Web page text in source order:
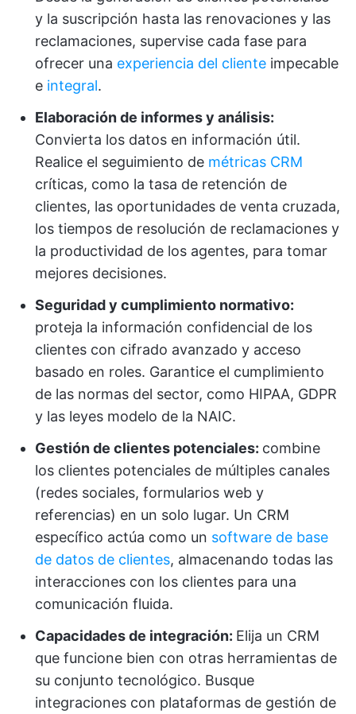
y la suscripción hasta las renovaciones y las
reclamaciones, supervise cada fase para
ofrecer una experiencia del cliente impecable
e integral.
Elaboración de informes y análisis:
Convierta los datos en información útil.
Realice el seguimiento de métricas CRM
críticas, como la tasa de retención de
clientes, las oportunidades de venta cruzada,
los tiempos de resolución de reclamaciones y
la productividad de los agentes, para tomar
mejores decisiones.
Seguridad y cumplimiento normativo:
proteja la información confidencial de los
clientes con cifrado avanzado y acceso
basado en roles. Garantice el cumplimiento
de las normas del sector, como HIPAA, GDPR
y las leyes modelo de la NAIC.
Gestión de clientes potenciales: combine
los clientes potenciales de múltiples canales
(redes sociales, formularios web y
referencias) en un solo lugar. Un CRM
específico actúa como un software de base
de datos de clientes, almacenando todas las
interacciones con los clientes para una
comunicación fluida.
Capacidades de integración: Elija un CRM
que funcione bien con otras herramientas de
su conjunto tecnológico. Busque
integraciones con plataformas de gestión de